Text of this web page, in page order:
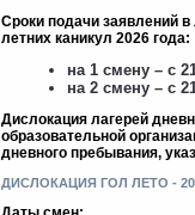
Сроки подачи заявлений в
летних каникул 2026 года:
на 1 смену – с
на 2 смену – с
Дислокация лагерей
образовательной
дневного пребывания,
ДИСЛОКАЦИЯ ГОЛ ЛЕТО -